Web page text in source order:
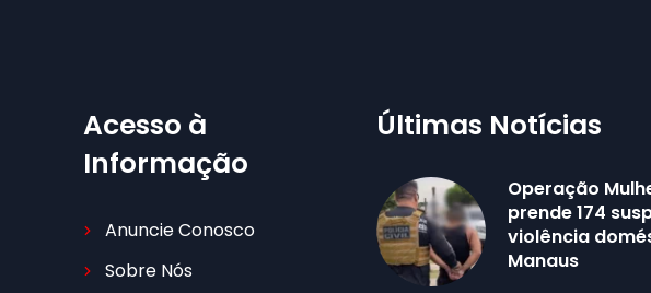
Acesso à
Informação
Anuncie Conosco
Sobre Nós
Últimas Notícias
Operação
prende 174
violência
Manaus